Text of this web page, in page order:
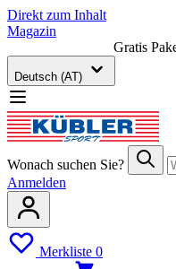
Direkt zum Inhalt
Magazin
Gratis
Deutsch (AT)
Wonach suchen Sie?
Anmelden
Merkliste 0